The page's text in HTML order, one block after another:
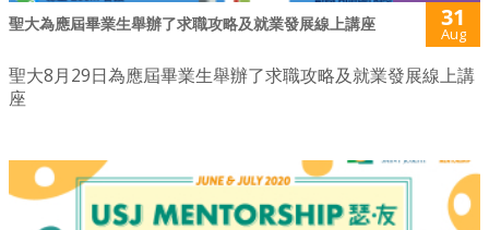
聖大為應屆畢業生舉辦了求職攻略及就業發展線上講座 31
Aug
聖大8月29日為應屆畢業生舉辦了求職攻略及就業發展線上講
座